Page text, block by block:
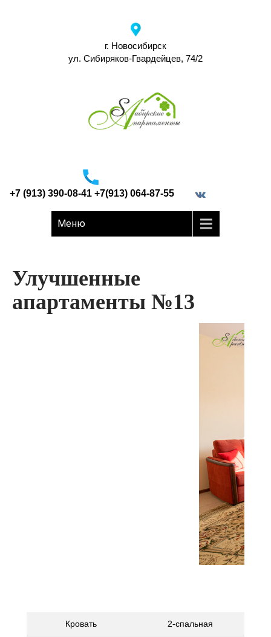
г. Новосибирск
ул. Сибиряков-Гвардейцев, 74/2
+7 (913) 390-08-41 +7(913) 064-87-55
Меню
Улучшенные
апартаменты №13
Кровать 2-спальная